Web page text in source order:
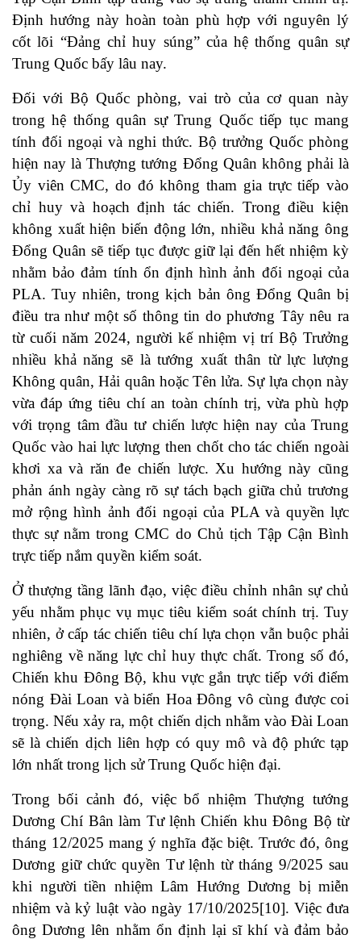
Định hướng này hoàn toàn phù hợp với nguyên lý
cốt lõi “Đảng chỉ huy súng” của hệ thống quân sự
Trung Quốc bấy lâu nay.
Đối với Bộ Quốc phòng, vai trò của cơ quan này
trong hệ thống quân sự Trung Quốc tiếp tục mang
tính đối ngoại và nghi thức. Bộ trưởng Quốc phòng
hiện nay là Thượng tướng Đổng Quân không phải là
Ủy viên CMC, do đó không tham gia trực tiếp vào
chỉ huy và hoạch định tác chiến. Trong điều kiện
không xuất hiện biến động lớn, nhiều khả năng ông
Đổng Quân sẽ tiếp tục được giữ lại đến hết nhiệm kỳ
nhằm bảo đảm tính ổn định hình ảnh đối ngoại của
PLA. Tuy nhiên, trong kịch bản ông Đổng Quân bị
điều tra như một số thông tin do phương Tây nêu ra
từ cuối năm 2024, người kế nhiệm vị trí Bộ Trưởng
nhiều khả năng sẽ là tướng xuất thân từ lực lượng
Không quân, Hải quân hoặc Tên lửa. Sự lựa chọn này
vừa đáp ứng tiêu chí an toàn chính trị, vừa phù hợp
với trọng tâm đầu tư chiến lược hiện nay của Trung
Quốc vào hai lực lượng then chốt cho tác chiến ngoài
khơi xa và răn đe chiến lược. Xu hướng này cũng
phản ánh ngày càng rõ sự tách bạch giữa chủ trương
mở rộng hình ảnh đối ngoại của PLA và quyền lực
thực sự nằm trong CMC do Chủ tịch Tập Cận Bình
trực tiếp nắm quyền kiểm soát.
Ở thượng tầng lãnh đạo, việc điều chỉnh nhân sự chủ
yếu nhằm phục vụ mục tiêu kiểm soát chính trị. Tuy
nhiên, ở cấp tác chiến tiêu chí lựa chọn vẫn buộc phải
nghiêng về năng lực chỉ huy thực chất. Trong số đó,
Chiến khu Đông Bộ, khu vực gắn trực tiếp với điểm
nóng Đài Loan và biển Hoa Đông vô cùng được coi
trọng. Nếu xảy ra, một chiến dịch nhằm vào Đài Loan
sẽ là chiến dịch liên hợp có quy mô và độ phức tạp
lớn nhất trong lịch sử Trung Quốc hiện đại.
Trong bối cảnh đó, việc bổ nhiệm Thượng tướng
Dương Chí Bân làm Tư lệnh Chiến khu Đông Bộ từ
tháng 12/2025 mang ý nghĩa đặc biệt. Trước đó, ông
Dương giữ chức quyền Tư lệnh từ tháng 9/2025 sau
khi người tiền nhiệm Lâm Hướng Dương bị miễn
nhiệm và kỷ luật vào ngày 17/10/2025[10]. Việc đưa
ông Dương lên nhằm ổn định lại sĩ khí và đảm bảo